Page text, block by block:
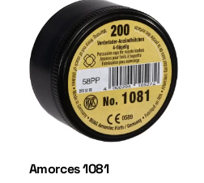
Amorces 1081